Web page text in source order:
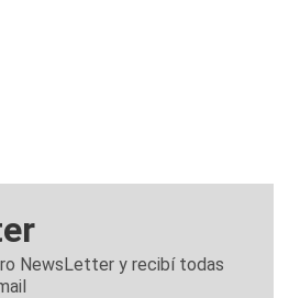
NewsLetter y recibí todas